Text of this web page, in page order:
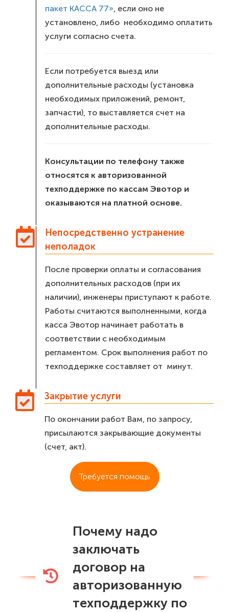
пакет КАССА 77» , если оно не
установлено, либо необходимо оплатить
услуги согласно счета.
Если потребуется выезд или
дополнительные расходы (установка
необходимых приложений, ремонт,
запчасти), то выставляется счет на
дополнительные расходы.
Консультации по телефону также
относятся к авторизованной
техподдержке по кассам Эвотор и
оказываются на платной основе.
Непосредственно устранение
неполадок
После проверки оплаты и согласования
дополнительных расходов (при их
наличии), инженеры приступают к работе.
Работы считаются выполненными, когда
касса Эвотор начинает работать в
соответствии с необходимым
регламентом. Срок выполнения работ по
техподдержке составляет от минут.
Закрытие услуги
По окончании работ Вам, по запросу,
присылаются закрывающие документы
(счет, акт).
Требуется помощь
Почему надо
заключать
договор на
авторизованную
техподдержку по